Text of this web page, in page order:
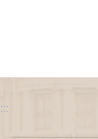
:::